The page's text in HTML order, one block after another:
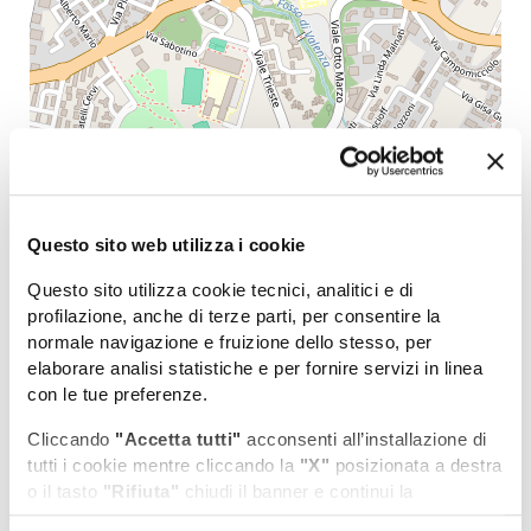
Questo sito web utilizza i cookie
Questo sito utilizza cookie tecnici, analitici e di
profilazione, anche di terze parti, per consentire la
normale navigazione e fruizione dello stesso, per
elaborare analisi statistiche e per fornire servizi in linea
con le tue preferenze.
Cliccando "Accetta tutti" acconsenti all’installazione di
tutti i cookie mentre cliccando la "X" posizionata a destra
o il tasto "Rifiuta" chiudi il banner e continui la
Potrebbe interessarti anche...
COSA VEDERE
DOVE DORMIRE
DOVE MANGIARE